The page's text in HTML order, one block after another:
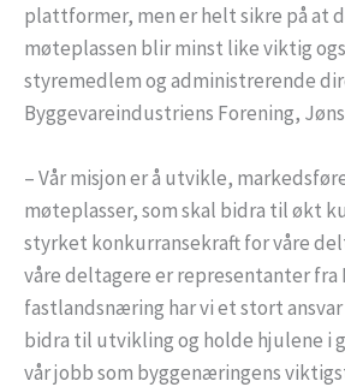
plattformer, men er helt sikre på at
møteplassen blir minst like viktig
styremedlem og administrerende
Byggevareindustriens Forening,
– Vår misjon er å utvikle,
møteplasser, som skal bidra til økt
styrket konkurransekraft for våre
våre deltagere er representanter fra
fastlandsnæring har vi et stort
bidra til utvikling og holde hjulene i
vår jobb som byggenæringens